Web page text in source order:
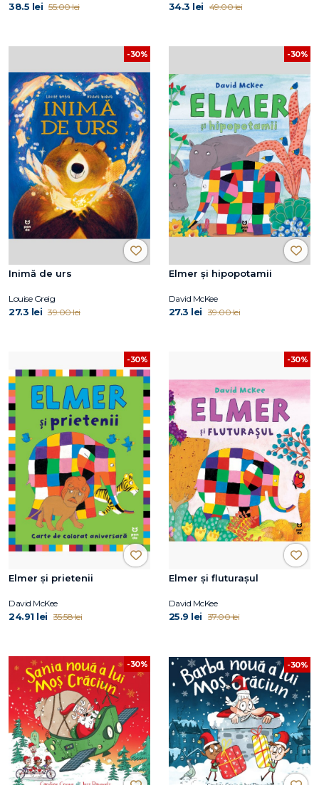
38.5 lei 55.00 lei 34.3 lei 49.00 lei
-30%
Inimă de urs
Louise Greig
27.3 lei 39.00 lei
-30%
Elmer și hipopotamii
David McKee
27.3 lei 39.00 lei
-30%
Elmer și prietenii
David McKee
24.91 lei 35.58 lei
-30%
Elmer și fluturașul
David McKee
25.9 lei 37.00 lei
-30% -30%